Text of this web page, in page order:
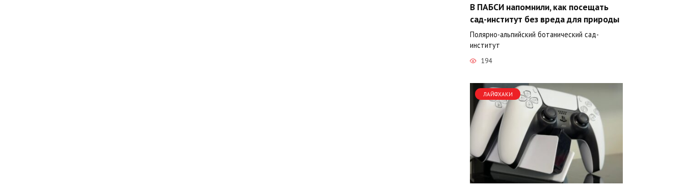
В ПАБСИ напомнили, как посещать
сад-институт без вреда для природы
Полярно-альпийский ботанический сад-
институт
194
ЛАЙФХАКИ